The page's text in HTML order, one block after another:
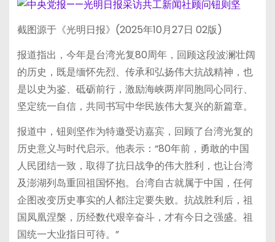
截图源于《光明日报》(2025年10月27日 02版)
报道指出，今年是台湾光复80周年，回顾这段波澜壮阔
的历史，既是缅怀先烈、传承和弘扬伟大抗战精神，也
是以史为鉴、砥砺前行，激励海峡两岸同胞同心同行、
坚定统一自信，共同书写中华民族伟大复兴的新篇章。
报道中，钮则坚作为特邀受访嘉宾，回顾了台湾光复的
历史意义与时代启示。他表示：“80年前，勇敢的中国
人民团结一致，取得了抗日战争的伟大胜利，也让台湾
及澎湖列岛重回祖国怀抱。台湾自古就属于中国，任何
企图改变历史事实的人都注定要失败。抗战胜利后，祖
国凤凰涅槃，历经数代艰辛奋斗，才有今日之强盛。祖
国统一大业指日可待。”